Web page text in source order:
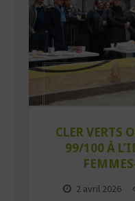
CLER VERTS
99/100 À
2 avril 2026